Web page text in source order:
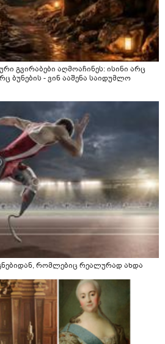
გვირაბები აღმოაჩინეს: ისინი არც
ბუნების - ვინ ააშენა საიდუმლო
რომლებიც რეალურად ახდა